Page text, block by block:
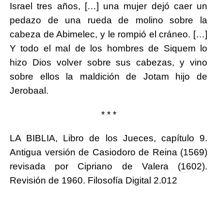
Israel tres años, […] una mujer dejó caer un
pedazo de una rueda de molino sobre la
cabeza de Abimelec, y le rompió el cráneo. […]
Y todo el mal de los hombres de Siquem lo
hizo Dios volver sobre sus cabezas, y vino
sobre ellos la maldición de Jotam hijo de
Jerobaal.
* * *
LA BIBLIA, Libro de los Jueces, capítulo 9.
Antigua versión de Casiodoro de Reina (1569)
revisada por Cipriano de Valera (1602).
Revisión de 1960. Filosofía Digital 2.012